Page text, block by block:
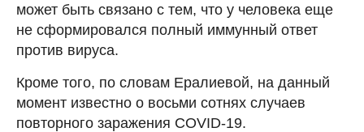
может быть связано с тем, что у человека еще
не сформировался полный иммунный ответ
против вируса.
Кроме того, по словам Ералиевой, на данный
момент известно о восьми сотнях случаев
повторного заражения COVID-19.